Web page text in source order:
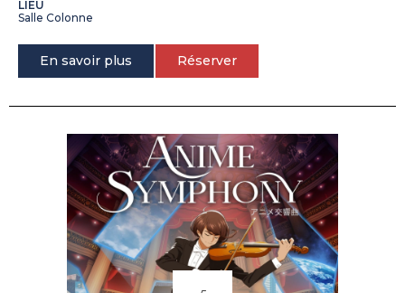
LIEU
Salle Colonne
En savoir plus Réserver